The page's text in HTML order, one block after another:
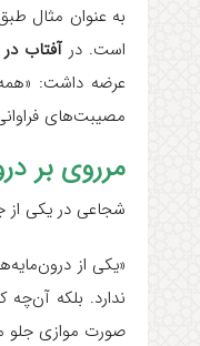
به عنوان مثال
است. درآفتاب
عرضه داشت:
مصیبت‌های
مرروی بر
شجاعی در یکی از
«یکی از
ندارد. بلکه
صورت موازی جلو